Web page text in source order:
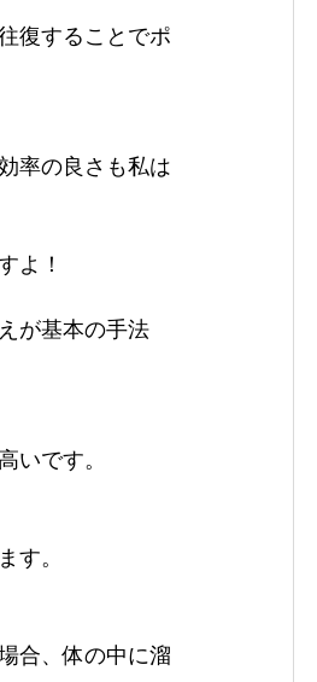
復することでポ
率の良さも私は
よ！
が基本の手法
いです。
す。
合、体の中に溜